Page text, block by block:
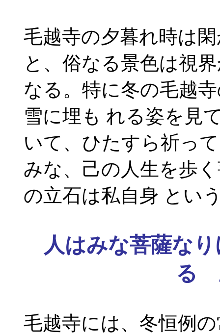
毛越寺の夕暮れ時は
と、俗なる景色は視
なる。特に冬の毛越
雪に埋も れる姿を見
いて、ひたすら祈っ
みな、己の人生を歩
の立石は私自身 とい
人はみな菩薩な
る
毛越寺には、冬恒例